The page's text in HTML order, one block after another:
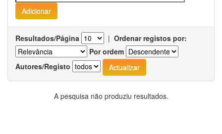
Resultados/Página | Ordenar registos por:
Por ordem
Autores/Registo
A pesquisa não produziu resultados.